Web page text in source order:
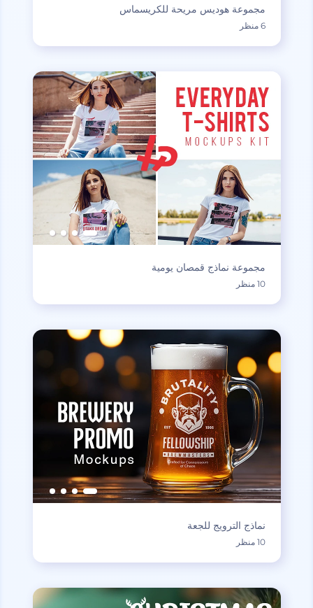
مجموعة هوديس مريحة للكريسماس
6 منظر
مجموعة نماذج قمصان يومية
10 منظر
نماذج الترويج للجعة
10 منظر